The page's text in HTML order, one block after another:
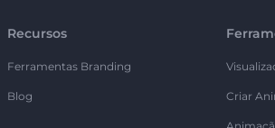
Recursos
Ferramentas Branding
Blog Criar